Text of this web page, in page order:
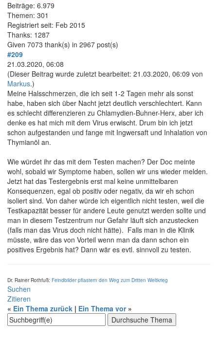
Beiträge: 6.979
Themen: 301
Registriert seit: Feb 2015
Thanks: 1287
Given 7073 thank(s) in 2967 post(s)
#209
21.03.2020, 06:08
(Dieser Beitrag wurde zuletzt bearbeitet: 21.03.2020, 06:09 von
Markus.)
Meine Halsschmerzen, die ich seit 1-2 Tagen mehr als sonst
habe, haben sich über Nacht jetzt deutlich verschlechtert. Kann
es schlecht differenzieren zu Chlamydien-Buhner-Herx, aber ich
denke es hat mich mit dem Virus erwischt. Drum bin ich jetzt
schon aufgestanden und fange mit Ingwersaft und Inhalation von
Thymianöl an.
Wie würdet ihr das mit dem Testen machen? Der Doc meinte
wohl, sobald wir Symptome haben, sollen wir uns wieder melden.
Jetzt hat das Testergebnis erst mal keine unmittelbaren
Konsequenzen, egal ob positiv oder negativ, da wir eh schon
isoliert sind. Von daher würde ich eigentlich nicht testen, weil die
Testkapazität besser für andere Leute genutzt werden sollte und
man in diesem Testzentrum nur Gefahr läuft sich anzustecken
(falls man das Virus doch nicht hätte). Falls man in die Klinik
müsste, wäre das von Vorteil wenn man da dann schon ein
positives Ergebnis hat? Dann wär es evtl. sinnvoll zu testen.
Dr. Rainer Rothfuß: Feindbilder pflastern den Weg zum Dritten Weltkrieg
Suchen
Zitieren
« Ein Thema zurück | Ein Thema vor»